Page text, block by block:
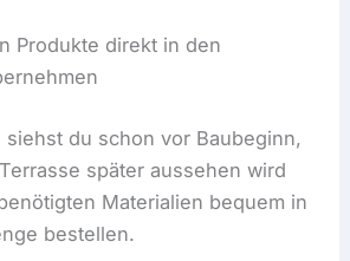
Produkte direkt in den
siehst du schon vor Baubeginn,
später aussehen wird
Materialien bequem in
bestellen.